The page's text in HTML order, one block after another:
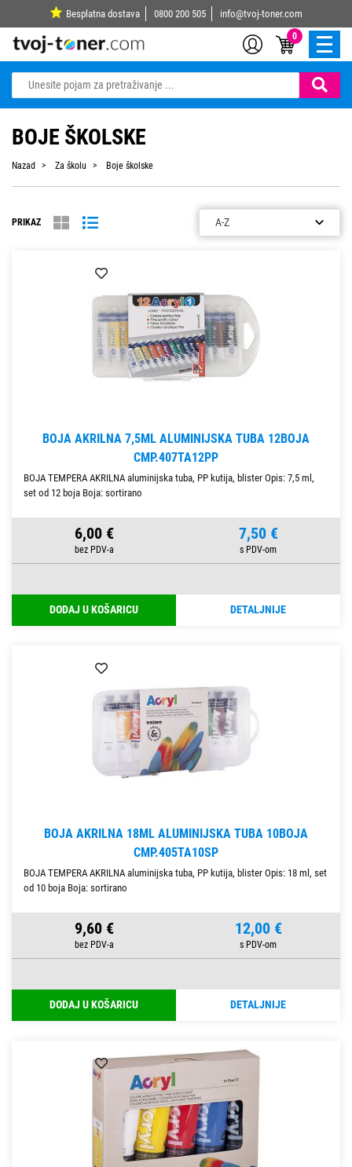
Besplatna dostava 0800 200 505 info@tvoj-toner.com
0
BOJE ŠKOLSKE
Nazad Za školu Boje školske
PRIKAZ
BOJA AKRILNA 7,5ML ALUMINIJSKA TUBA 12BOJA
CMP.407TA12PP
BOJA TEMPERA AKRILNA aluminijska tuba, PP kutija, blister Opis: 7,5 ml,
set od 12 boja Boja: sortirano
6,00 € 7,50 €
DODAJ U KOŠARICU DETALJNIJE
BOJA AKRILNA 18ML ALUMINIJSKA TUBA 10BOJA
CMP.405TA10SP
BOJA TEMPERA AKRILNA aluminijska tuba, PP kutija, blister Opis: 18 ml, set
od 10 boja Boja: sortirano
9,60 € 12,00 €
DODAJ U KOŠARICU DETALJNIJE